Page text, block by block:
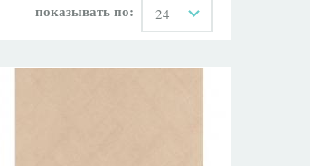
показывать по: 24